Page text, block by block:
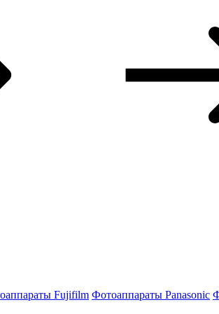
Fujifilm Фотоаппараты Panasonic